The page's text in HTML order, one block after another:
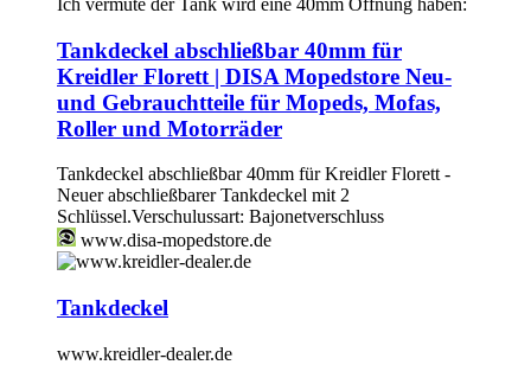
Tankdeckel abschließbar 40mm für
Kreidler Florett | DISA Mopedstore Neu-
und Gebrauchtteile für Mopeds, Mofas,
Roller und Motorräder
Tankdeckel abschließbar 40mm für Kreidler Florett -
Neuer abschließbarer Tankdeckel mit 2
Schlüssel.Verschulussart: Bajonetverschluss
www.disa-mopedstore.de
Tankdeckel
www.kreidler-dealer.de